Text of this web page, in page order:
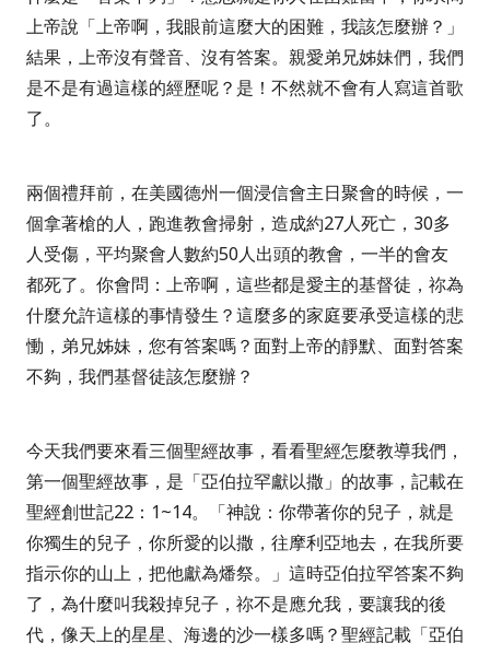
上帝說「上帝啊，我眼前這麼大的困難，我該怎麼辦？」
結果，上帝沒有聲音、沒有答案。親愛弟兄姊妹們，我們
是不是有過這樣的經歷呢？是！不然就不會有人寫這首歌
了。
兩個禮拜前，在美國德州一個浸信會主日聚會的時候，一
個拿著槍的人，跑進教會掃射，造成約27人死亡， 30多
人受傷，平均聚會人數約50人出頭的教會，一半的會友
都死了。你會問：上帝啊，這些都是愛主的基督徒，祢為
什麼允許這樣的事情發生？這麼多的家庭要承受這樣的悲
慟，弟兄姊妹，您有答案嗎？面對上帝的靜默、面對答案
不夠，我們基督徒該怎麼辦？
今天我們要來看三個聖經故事，看看聖經怎麼教導我們，
第一個聖經故事，是「亞伯拉罕獻以撒」的故事，記載在
聖經創世記22 ： 1~14。「神說：你帶著你的兒子，就是
你獨生的兒子，你所愛的以撒，往摩利亞地去，在我所要
指示你的山上，把他獻為燔祭。」 這時亞伯拉罕答案不夠
了，為什麼叫我殺掉兒子，祢不是應允我，要讓我的後
代，像天上的星星、海邊的沙一樣多嗎？聖經記載「亞伯